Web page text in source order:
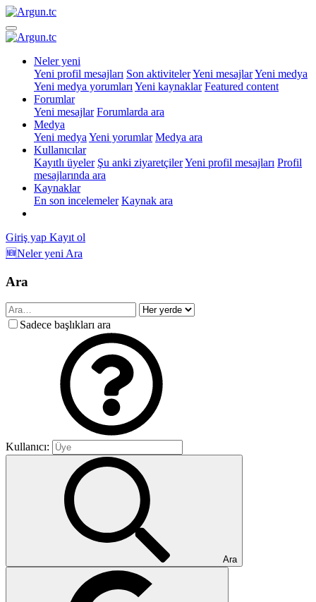
Neler yeni
Yeni profil mesajları Son aktivitelerYeni mesajlarYeni medya
Yeni medya yorumları Yeni kaynaklar Featured content
Forumlar
Yeni mesajlar Forumlarda ara
Medya
Yeni medya Yeni yorumlar Medya ara
Kullanıcılar
Kayıtlı üyeler Şu anki ziyaretçilerYeni profil mesajları Profil
mesajlarında ara
Kaynaklar
En son incelemeler Kaynak ara
Giriş yap Kayıt ol
🆕Neler yeni Ara
Ara
Sadece başlıkları ara
Kullanıcı:
Ara